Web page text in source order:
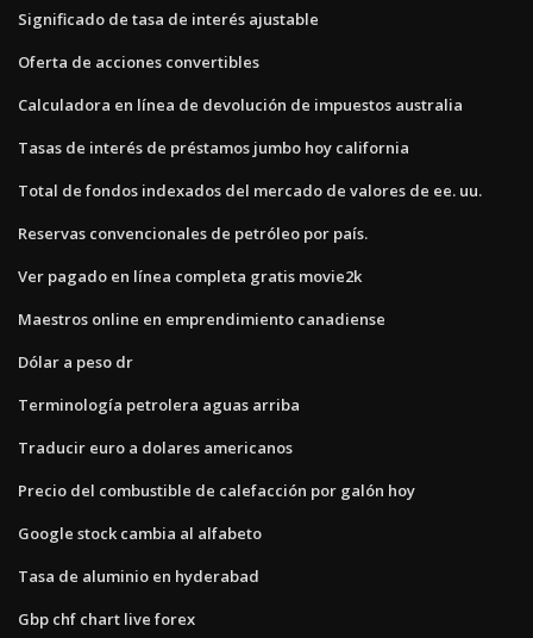
Significado de tasa de interés ajustable
Oferta de acciones convertibles
Calculadora en línea de devolución de impuestos australia
Tasas de interés de préstamos jumbo hoy california
Total de fondos indexados del mercado de valores de ee. uu.
Reservas convencionales de petróleo por país.
Ver pagado en línea completa gratis movie2k
Maestros online en emprendimiento canadiense
Dólar a peso dr
Terminología petrolera aguas arriba
Traducir euro a dolares americanos
Precio del combustible de calefacción por galón hoy
Google stock cambia al alfabeto
Tasa de aluminio en hyderabad
Gbp chf chart live forex